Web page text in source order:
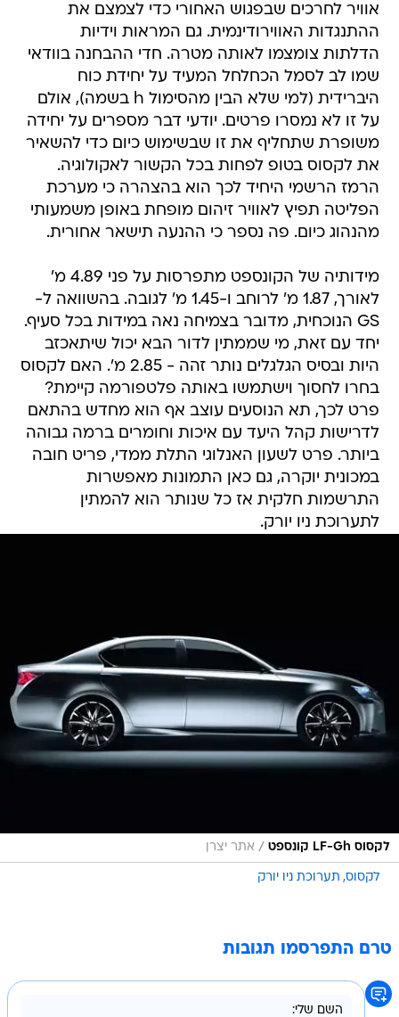
אוויר לחרכים שבפגוש האחורי כדי לצמצם את
ההתנגדות האווירודינמית. גם המראות וידיות
הדלתות צומצמו לאותה מטרה. חדי ההבחנה בוודאי
שמו לב לסמל הכחלחל המעיד על יחידת כוח
היברידית (למי שלא הבין מהסימול h בשמה), אולם
על זו לא נמסרו פרטים. יודעי דבר מספרים על יחידה
משופרת שתחליף את זו שבשימוש כיום כדי להשאיר
את לקסוס בטופ לפחות בכל הקשור לאקולוגיה.
הרמז הרשמי היחיד לכך הוא בהצהרה כי מערכת
הפליטה תפיץ לאוויר זיהום מופחת באופן משמעותי
מהנהוג כיום. פה נספר כי ההנעה תישאר אחורית.
מידותיה של הקונספט מתפרסות על פני 4.89 מ'
לאורך, 1.87 מ' לרוחב ו-1.45 מ' לגובה. בהשוואה ל-
GS הנוכחית, מדובר בצמיחה נאה במידות בכל סעיף.
יחד עם זאת, מי שממתין לדור הבא יכול שיתאכזב
היות ובסיס הגלגלים נותר זהה - 2.85 מ'. האם לקסוס
בחרו לחסוך וישתמשו באותה פלטפורמה קיימת?
פרט לכך, תא הנוסעים עוצב אף הוא מחדש בהתאם
לדרישות קהל היעד עם איכות וחומרים ברמה גבוהה
ביותר. פרט לשעון האנלוגי התלת ממדי, פריט חובה
במכונית יוקרה, גם כאן התמונות מאפשרות
התרשמות חלקית אז כל שנותר הוא להמתין
לתערוכת ניו יורק.
לקסוס LF-Gh קונספט / אתר יצרן
לקסוס תערוכת ניו יורק
טרם התפרסמו תגובות